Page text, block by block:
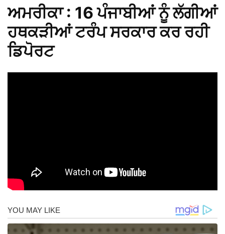
ਅਮਰੀਕਾ : 16 ਪੰਜਾਬੀਆਂ ਨੂੰ ਲੱਗੀਆਂ
ਹਥਕੜੀਆਂ ਟਰੰਪ ਸਰਕਾਰ ਕਰ ਰਹੀ
ਡਿਪੋਰਟ